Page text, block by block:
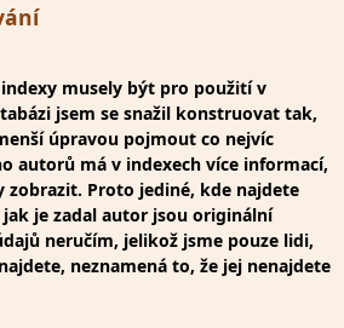
indexy musely být pro použití v
jsem se snažil konstruovat tak,
úpravou pojmout co nejvíc
autorů má v indexech více informací,
zobrazit. Proto jediné, kde najdete
je zadal autor jsou originální
neručím, jelikož jsme pouze lidi,
neznamená to, že jej nenajdete